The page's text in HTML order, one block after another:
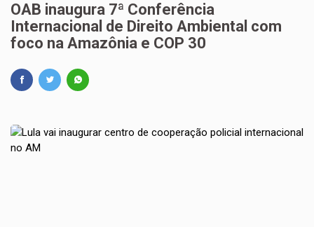
OAB inaugura 7ª Conferência
Internacional de Direito Ambiental com
foco na Amazônia e COP 30